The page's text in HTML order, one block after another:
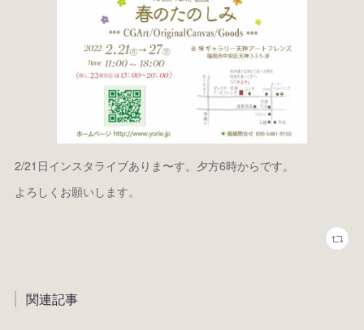
2/21日インスタライブありま〜す。夕方6時からです。
よろしくお願いします。
関連記事